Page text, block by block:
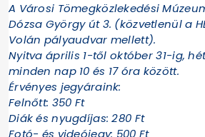
A Városi Tömegközlekedési
Dózsa György út 3. (közvetlenül a
Volán pályaudvar mellett).
Nyitva április 1-től október 31-ig,
minden nap 10 és 17 óra között.
Érvényes jegyáraink:
Felnőtt: 350 Ft
Diák és nyugdíjas: 280 Ft
Fotó- és videójegy: 500 Ft